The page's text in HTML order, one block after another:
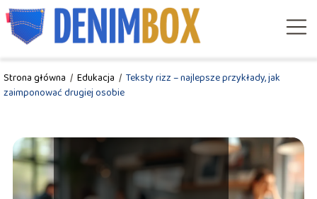
Strona główna / Edukacja / Teksty rizz – najlepsze przykłady, jak
zaimponować drugiej osobie